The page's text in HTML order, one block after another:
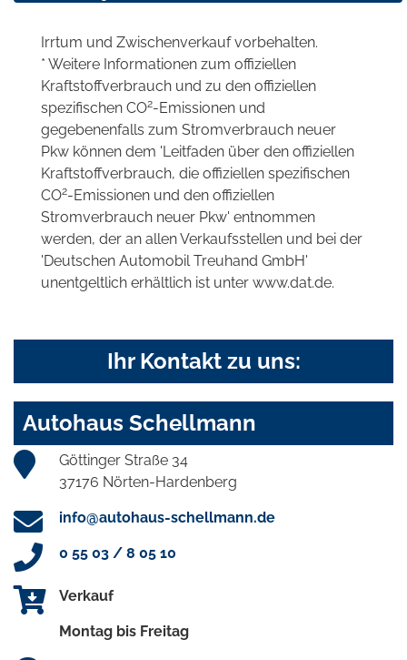
Irrtum und Zwischenverkauf vorbehalten.
* Weitere Informationen zum offiziellen
Kraftstoffverbrauch und zu den offiziellen
spezifischen CO2-Emissionen und
gegebenenfalls zum Stromverbrauch neuer
Pkw können dem 'Leitfaden über den offiziellen
Kraftstoffverbrauch, die offiziellen spezifischen
CO2-Emissionen und den offiziellen
Stromverbrauch neuer Pkw' entnommen
werden, der an allen Verkaufsstellen und bei der
'Deutschen Automobil Treuhand GmbH'
unentgeltlich erhältlich ist unter www.dat.de.
Ihr Kontakt zu uns:
Autohaus Schellmann
Göttinger Straße 34
37176 Nörten-Hardenberg
info@autohaus-schellmann.de
0 55 03 / 8 05 10
Verkauf
Montag bis Freitag